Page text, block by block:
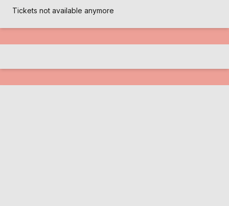
Tickets not available anymore